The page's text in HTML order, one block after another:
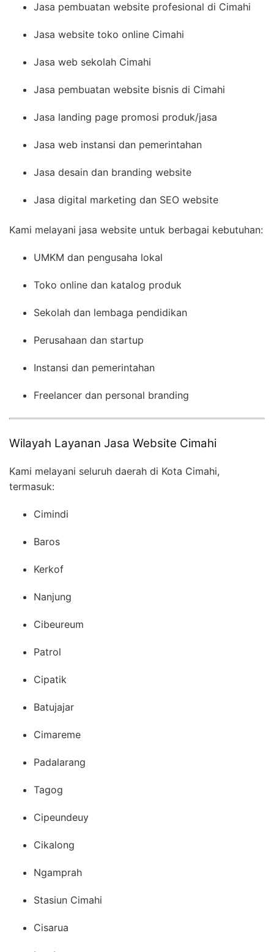
Jasa pembuatan website profesional di Cimahi
Jasa website toko online Cimahi
Jasa web sekolah Cimahi
Jasa pembuatan website bisnis di Cimahi
Jasa landing page promosi produk/jasa
Jasa web instansi dan pemerintahan
Jasa desain dan branding website
Jasa digital marketing dan SEO website
Kami melayani jasa website untuk berbagai kebutuhan:
UMKM dan pengusaha lokal
Toko online dan katalog produk
Sekolah dan lembaga pendidikan
Perusahaan dan startup
Instansi dan pemerintahan
Freelancer dan personal branding
Wilayah Layanan Jasa Website Cimahi
Kami melayani seluruh daerah di Kota Cimahi,
termasuk:
Cimindi
Baros
Kerkof
Nanjung
Cibeureum
Patrol
Cipatik
Batujajar
Cimareme
Padalarang
Tagog
Cipeundeuy
Cikalong
Ngamprah
Stasiun Cimahi
Cisarua